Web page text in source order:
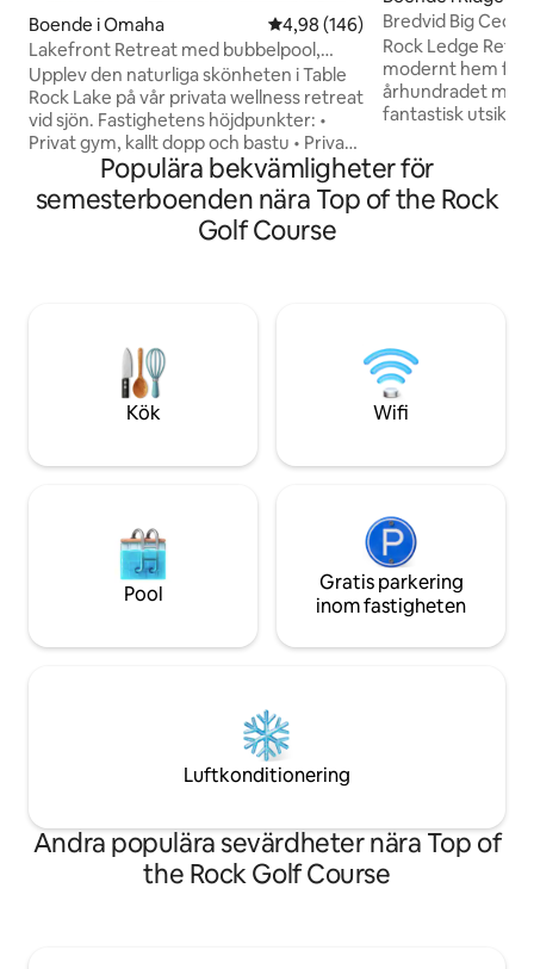
Boende i Omaha 4,98 av 5 i genomsnittligt
4,98 (146)
Lakefront Retreat med bubbelpool,
bastu och kallt dopp
Upplev den naturliga skönheten i Table
Rock Lake på vår privata wellness retreat
vid sjön. Fastighetens höjdpunkter: •
Privat gym, kallt dopp och bastu • Privat
altan med bubbelpool • Starlink
höghastighetsinternet • Tillgång till sjö
och 2 miles från marina och sjösättning •
15 minuter från Big Cedar, Top of the
tvättprodukter • Cozy Earth ekologiska
bambulakan • Nödvändiga
bekvämligheter
Bredvid Big
Free Tickets
Rock Ledge
modernt hem
århundradet
fantastisk utsikt
utrustat med
fullt utrustat kök,
med hög
Populära bekvämligheter för
semesterboenden nära Top of the Rock
Golf Course
Kök Wifi
Pool
Gratis parkering
inom fastigheten
Luftkonditionering
Andra populära sevärdheter nära Top of
the Rock Golf Course